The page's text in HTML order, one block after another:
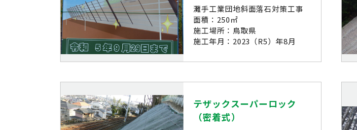
灘手工業団地斜面落石対策工事
面積：250㎡
施工場所：鳥取県
施工年月：2023（R5）年8月
テザックスーパーロック
（密着式）